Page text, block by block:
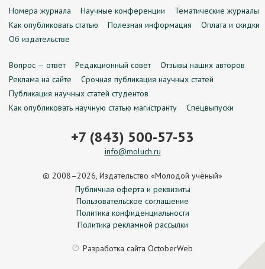
Номера журнала Научные конференции
Тематические журналы
Как опубликовать статью
Полезная информация
Оплата и скидки
Об издательстве
Вопрос — ответ Редакционный совет
Отзывы наших авторов
Реклама на сайте
Срочная публикация научных статей
Публикация научных статей студентов
Как опубликовать научную статью магистранту
Спецвыпуски
+7 (843) 500-57-53
info@moluch.ru
© 2008–2026, Издательство «Молодой учёный»
Публичная оферта и реквизиты
Пользовательское соглашение
Политика конфиденциальности
Политика рекламной рассылки
Разработка сайта OctoberWeb